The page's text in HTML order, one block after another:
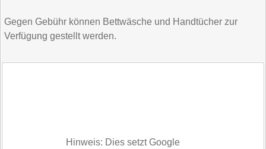
Gegen Gebühr können Bettwäsche und Handtücher zur
Verfügung gestellt werden.
Hinweis: Dies setzt Google